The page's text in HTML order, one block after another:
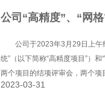
公司“高精度”、“网
公司于2023年3月29日上午
统”（以下简称“高精度项目”）和
两个项目的结项评审会，两个项
2023-03-31